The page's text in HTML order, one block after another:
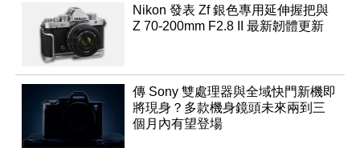
Nikon 發表 Zf 銀色專用延伸握把與
Z 70-200mm F2.8 II 最新韌體更新
傳 Sony 雙處理器與全域快門新機即
將現身？多款機身鏡頭未來兩到三
個月內有望登場